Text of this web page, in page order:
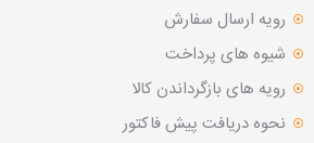
رویه ارسال سفارش
شیوه های پرداخت
رویه های بازگرداندن کالا
نحوه دریافت پیش فاکتور